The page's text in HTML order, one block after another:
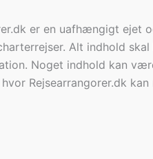
er en uafhængigt ejet
Alt indhold
Noget indhold kan
Rejsearrangorer.dk